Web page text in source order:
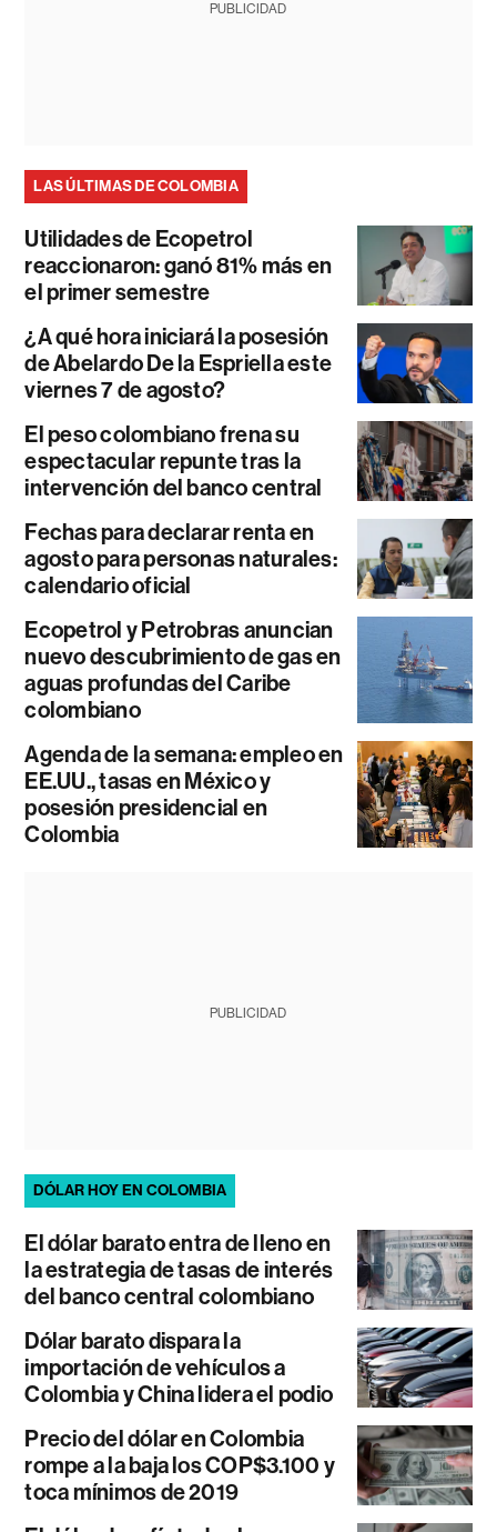
PUBLICIDAD
LAS ÚLTIMAS DE COLOMBIA
Utilidades de Ecopetrol
reaccionaron: ganó 81% más en
el primer semestre
¿A qué hora iniciará la posesión
de Abelardo De la Espriella este
viernes 7 de agosto?
El peso colombiano frena su
espectacular repunte tras la
intervención del banco central
Fechas para declarar renta en
agosto para personas naturales:
calendario oficial
Ecopetrol y Petrobras anuncian
nuevo descubrimiento de gas en
aguas profundas del Caribe
colombiano
Agenda de la semana: empleo en
EE.UU., tasas en México y
posesión presidencial en
Colombia
PUBLICIDAD
DÓLAR HOY EN COLOMBIA
El dólar barato entra de lleno en
la estrategia de tasas de interés
del banco central colombiano
Dólar barato dispara la
importación de vehículos a
Colombia y China lidera el podio
Precio del dólar en Colombia
rompe a la baja los COP$3.100 y
toca mínimos de 2019